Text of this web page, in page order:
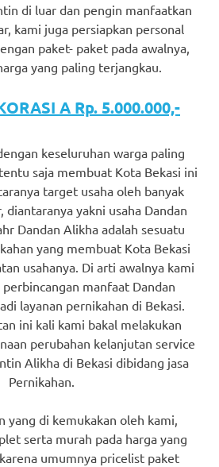
di luar dan pengin manfaatkan
kami juga persiapkan personal
paket- paket pada awalnya,
yang paling terjangkau.
A Rp. 5.000.000,-
keseluruhan warga paling
saja membuat Kota Bekasi ini
target usaha oleh banyak
yakni usaha Dandan
Dandan Alikha adalah sesuatu
yang membuat Kota Bekasi
usahanya. Di arti awalnya kami
manfaat Dandan
layanan pernikahan di Bekasi.
ini kali kami bakal melakukan
perubahan kelanjutan service
Alikha di Bekasi dibidang jasa
Pernikahan.
yang di kemukakan oleh kami,
serta murah pada harga yang
umumnya pricelist paket